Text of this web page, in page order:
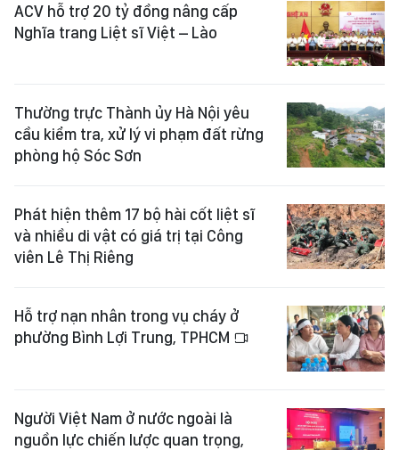
ACV hỗ trợ 20 tỷ đồng nâng cấp
Nghĩa trang Liệt sĩ Việt – Lào
Thường trực Thành ủy Hà Nội yêu
cầu kiểm tra, xử lý vi phạm đất rừng
phòng hộ Sóc Sơn
Phát hiện thêm 17 bộ hài cốt liệt sĩ
và nhiều di vật có giá trị tại Công
viên Lê Thị Riêng
Hỗ trợ nạn nhân trong vụ cháy ở
phường Bình Lợi Trung, TPHCM
Người Việt Nam ở nước ngoài là
nguồn lực chiến lược quan trọng,